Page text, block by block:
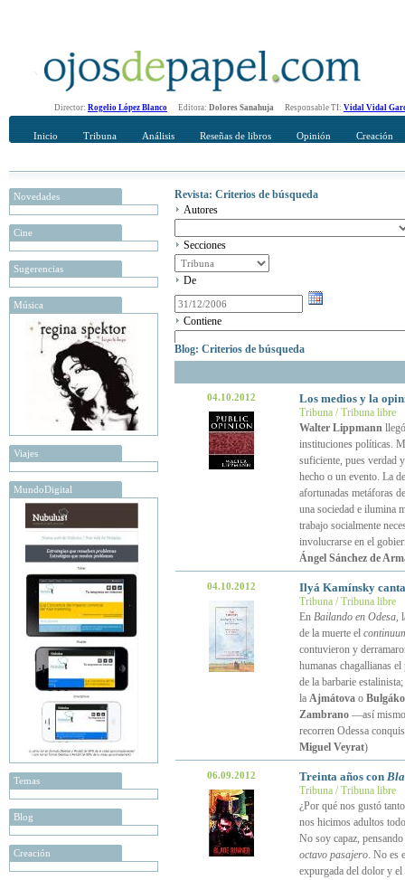
Director: Rogelio López Blanco Editora: Dolores Sanahuja Responsable TI: Vidal Vidal
Inicio Tribuna Análisis Reseñas de libros Opinión Creación
Novedades
Cine
Sugerencias
Música
Viajes
MundoDigital
Temas
Blog
Creación
Revista: Criterios de búsqueda
Autores
Secciones
De
Contiene
Blog: Criterios de búsqueda
04.10.2012 Los medios y la
Tribuna / Tribuna libre
Walter Lippmannllegó
instituciones políticas.
suficiente, pues verdad
hecho o un evento. La
afortunadas metáforas
una sociedad e ilumina
trabajo socialmente
involucrarse en el
Ángel Sánchez de
04.10.2012 Ilyá Kamínsky
Tribuna / Tribuna libre
En Bailando en Odesa,
de la muerte el
contuvieron y
humanas chagallianas
de la barbarie
la Ajmátovao
Zambrano—así mismo
recorren Odessa
Miguel Veyrat)
06.09.2012 Treinta años con
Tribuna / Tribuna libre
¿Por qué nos gustó
nos hicimos adultos
No soy capaz,
octavo pasajero. No es
expurgada del dolor y